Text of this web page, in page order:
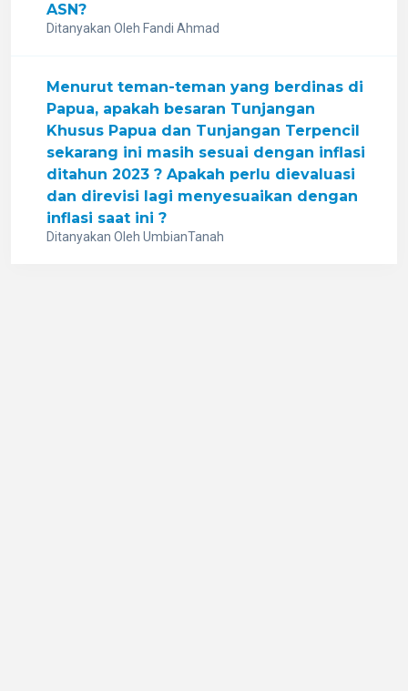
ASN?
Ditanyakan Oleh Fandi Ahmad
Menurut teman-teman yang berdinas di
Papua, apakah besaran Tunjangan
Khusus Papua dan Tunjangan Terpencil
sekarang ini masih sesuai dengan inflasi
ditahun 2023 ? Apakah perlu dievaluasi
dan direvisi lagi menyesuaikan dengan
inflasi saat ini ?
Ditanyakan Oleh UmbianTanah